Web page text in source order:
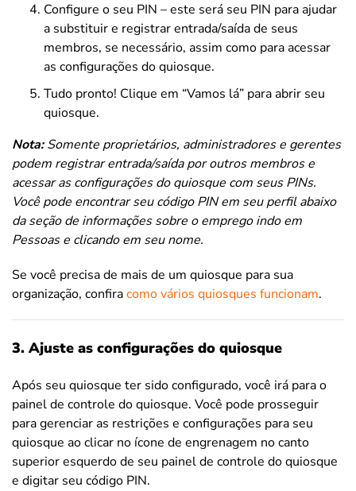
Configure o seu PIN – este será seu PIN para ajudar
a substituir e registrar entrada/saída de seus
membros, se necessário, assim como para acessar
as configurações do quiosque.
Tudo pronto! Clique em “Vamos lá” para abrir seu
quiosque.
Nota: Somente proprietários, administradores e gerentes
podem registrar entrada/saída por outros membros e
acessar as configurações do quiosque com seus PINs.
Você pode encontrar seu código PIN em seu perfil abaixo
da seção de informações sobre o emprego indo em
Pessoas e clicando em seu nome.
Se você precisa de mais de um quiosque para sua
organização, confiracomo vários quiosques funcionam.
3. Ajuste as configurações do quiosque
Após seu quiosque ter sido configurado, você irá para o
painel de controle do quiosque. Você pode prosseguir
para gerenciar as restrições e configurações para seu
quiosque ao clicar no ícone de engrenagem no canto
superior esquerdo de seu painel de controle do quiosque
e digitar seu código PIN.